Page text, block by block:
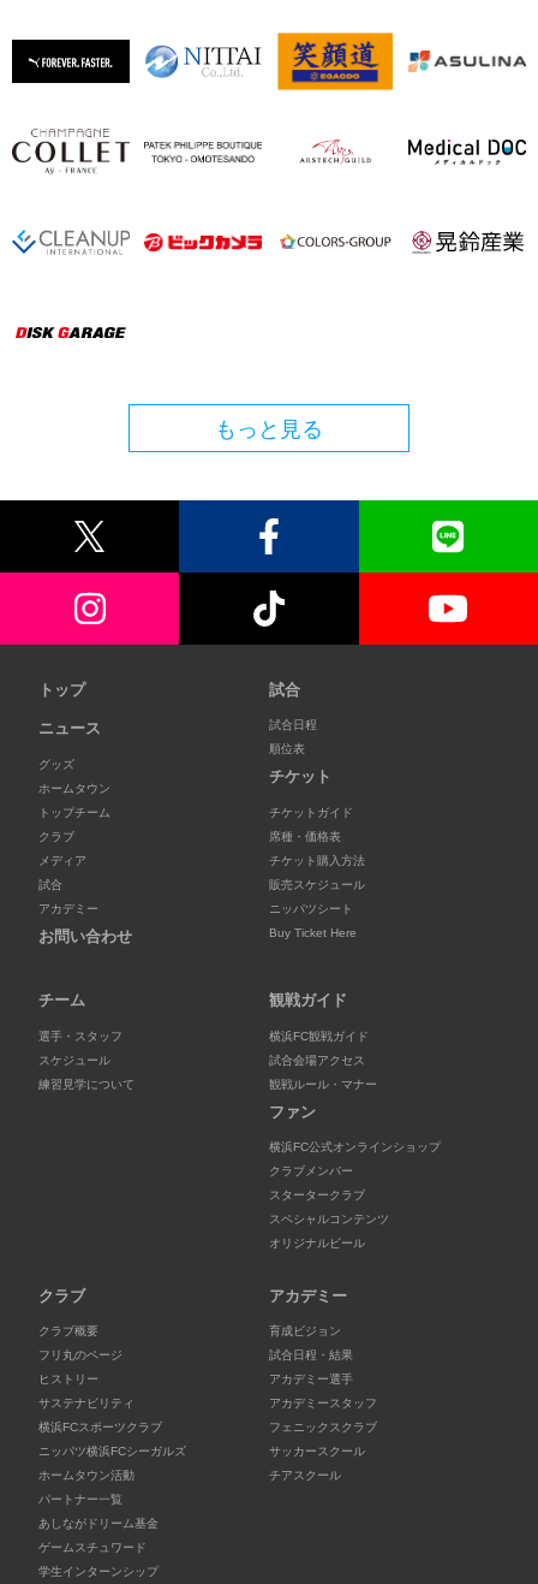
もっと見る
トップ
ニュース
グッズ
ホームタウン
トップチーム
クラブ
メディア
試合
アカデミー
お問い合わせ
試合
試合日程
順位表
チケット
チケットガイド
席種・価格表
チケット購入方法
販売スケジュール
ニッパツシート
Buy Ticket Here
チーム
選手・スタッフ
スケジュール
練習見学について
観戦ガイド
横浜FC観戦ガイド
試合会場アクセス
観戦ルール・マナー
ファン
横浜FC公式オンラインショップ
クラブメンバー
スタータークラブ
スペシャルコンテンツ
オリジナルビール
クラブ
クラブ概要
フリ丸のページ
ヒストリー
サステナビリティ
横浜FCスポーツクラブ
ニッパツ横浜FCシーガルズ
ホームタウン活動
パートナー一覧
あしながドリーム基金
ゲームスチュワード
学生インターンシップ
アカデミー
育成ビジョン
試合日程・結果
アカデミー選手
アカデミースタッフ
フェニックスクラブ
サッカースクール
チアスクール